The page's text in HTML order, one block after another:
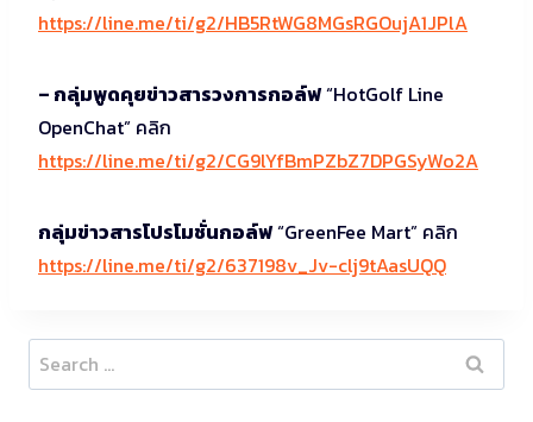
https://line.me/ti/g2/HB5RtWG8MGsRGOujA1JPlA
– กลุ่มพูดคุยข่าวสารวงการกอล์ฟ“HotGolf Line
OpenChat” คลิก
https://line.me/ti/g2/CG9lYfBmPZbZ7DPGSyWo2A
กลุ่มข่าวสารโปรโมชั่นกอล์ฟ“GreenFee Mart” คลิก
https://line.me/ti/g2/637198v_Jv-clj9tAasUQQ
Search
for: